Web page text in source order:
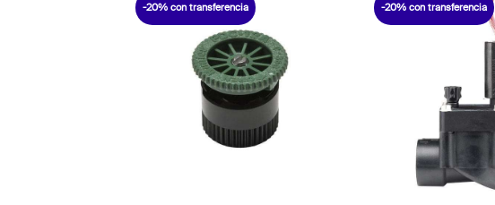
-20% con transferencia -20% con transferencia